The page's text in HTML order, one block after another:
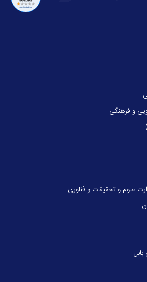
و فرهنگی
علوم و تحقیقات و فناوری